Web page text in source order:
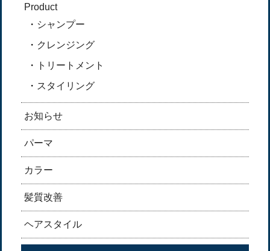
Product
シャンプー
クレンジング
トリートメント
スタイリング
お知らせ
パーマ
カラー
髪質改善
ヘアスタイル